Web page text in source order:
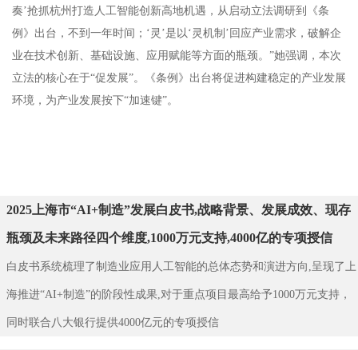
奏’抢抓杭州打造人工智能创新高地机遇，从启动立法调研到《条
例》出台，不到一年时间；‘灵’是以‘灵机制’回应产业需求，破解企
业在技术创新、基础设施、应用赋能等方面的瓶颈。”她强调，本次
立法的核心在于“促发展”。《条例》出台将促进构建稳定的产业发展
环境，为产业发展按下“加速键”。
2025上海市“AI+制造”发展白皮书,战略背景、发展成效、现存
瓶颈及未来路径四个维度,1000万元支持,4000亿的专项授信
白皮书系统梳理了制造业应用人工智能的总体态势和演进方向,呈现了上
海推进“AI+制造”的阶段性成果,对于重点项目最高给予1000万元支持，
同时联合八大银行提供4000亿元的专项授信